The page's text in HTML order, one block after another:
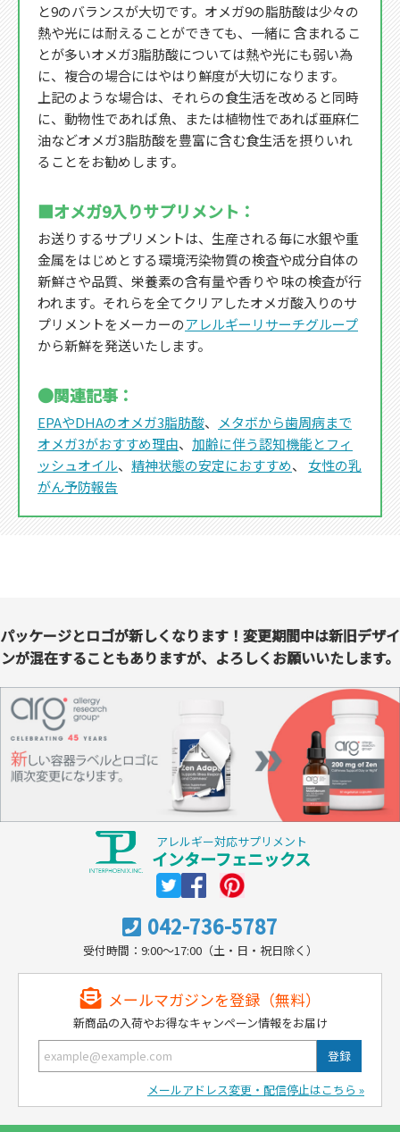
と9のバランスが大切です。オメガ9の脂肪酸は少々の
熱や光には耐えることができても、一緒に 含まれるこ
とが多いオメガ3脂肪酸については熱や光にも弱い為
に、複合の場合にはやはり鮮度が大切になります。
上記のような場合は、それらの食生活を改めると同時
に、動物性であれば魚、または植物性であれば亜麻仁
油などオメガ3脂肪酸を豊富に含む食生活を摂りいれ
ることをお勧めします。
■オメガ9入りサプリメント：
お送りするサプリメントは、生産される毎に水銀や重
金属をはじめとする環境汚染物質の検査や成分自体の
新鮮さや品質、栄養素の含有量や香りや 味の検査が行
われます。それらを全てクリアしたオメガ酸入りのサ
プリメントをメーカーのアレルギーリサーチグループ
から新鮮を発送いたします。
●関連記事：
EPAやDHAのオメガ3脂肪酸、
メタボから歯周病まで
オメガ3がおすすめ理由、 加齢に伴う認知機能とフィ
ッシュオイル、 精神状態の安定におすすめ、 女性の乳
がん予防報告
パッケージとロゴが新しくなります！変更期間中は新旧デザイ
ンが混在することもありますが、よろしくお願いいたします。
アレルギー対応サプリメント
インターフェニックス
042-736-5787
受付時間：9:00～17:00（土・日・祝日除く）
メールマガジンを登録（無料）
新商品の入荷やお得なキャンペーン情報をお届け
メールアドレス変更・配信停止はこちら »